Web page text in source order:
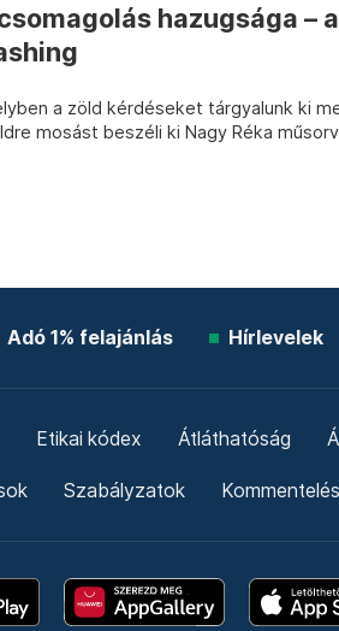
hazugsága –
a zöld kérdéseket tárgyalunk ki
mosást beszéli ki Nagy Réka
Adó 1% felajánlás Hírlevelek
Etikai kódex Átláthatóság
Szabályzatok